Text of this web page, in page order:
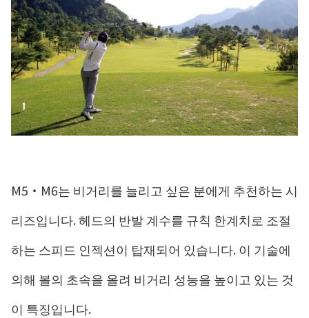
M5・M6는 비거리를 늘리고 싶은 분에게 추천하는 시
리즈입니다. 헤드의 반발 계수를 규칙 한계치로 조절
하는 스피드 인젝션이 탑재되어 있습니다. 이 기술에
의해 볼의 초속을 올려 비거리 성능을 높이고 있는 것
이 특징입니다.